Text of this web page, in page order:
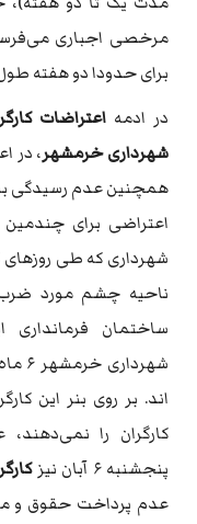
مرخصی اجباری
برای حدودا دو هفته
در ادمه اعتراضات
شهرداری خرمشهر، در
همچنین عدم رسیدگی
اعتراضی برای چندمین
شهرداری که طی
ناحیه چشم مورد ضرب
ساختمان
اند. بر روی بنر این
کارگران را
پنجشنبه ۶ آبان نیز
عدم پرداخت حقوق و